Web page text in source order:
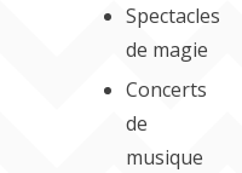
Spectacles
de magie
Concerts
de
musique